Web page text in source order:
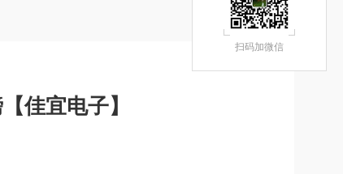
佳宜电子】
扫码加微信